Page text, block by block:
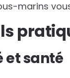
marins
et santé